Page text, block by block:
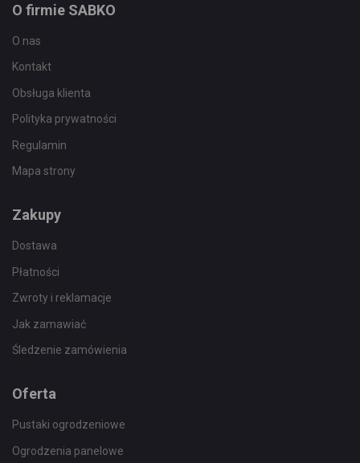
O firmie SABKO
O nas
Kontakt
Obsługa klienta
Polityka prywatności
Regulamin
Mapa strony
Zakupy
Dostawa
Płatności
Zwroty i reklamacje
Jak zamawiać
Śledzenie zamówienia
Oferta
Pustaki ogrodzeniowe
Ogrodzenia panelowe